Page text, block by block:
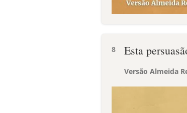
8 Esta
Versão Almeida